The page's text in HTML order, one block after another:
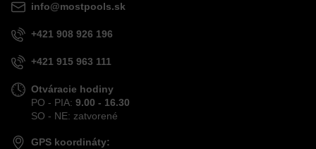
info@mostpools.sk
+421 908 926 196
+421 915 963 111
Otváracie hodiny
PO - PIA: 9.00 - 16.30
SO - NE: zatvorené
GPS koordináty: